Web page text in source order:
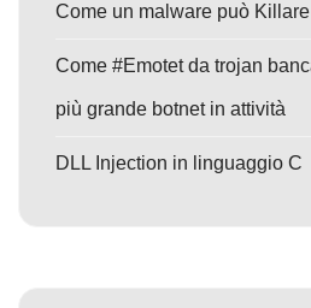
Come un malware può
Come #Emotet da trojan
più grande botnet in attività
DLL Injection in linguaggio C